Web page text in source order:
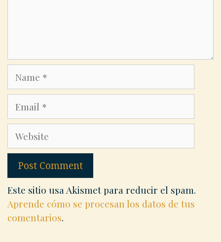
Website
Este sitio usa Akismet para reducir el spam.
Aprende cómo se procesan los datos de tus
comentarios.